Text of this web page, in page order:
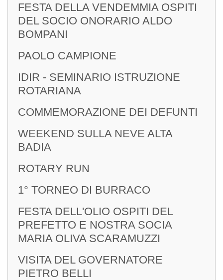
FESTA DELLA VENDEMMIA OSPITI
DEL SOCIO ONORARIO ALDO
BOMPANI
PAOLO CAMPIONE
IDIR - SEMINARIO ISTRUZIONE
ROTARIANA
COMMEMORAZIONE DEI DEFUNTI
WEEKEND SULLA NEVE ALTA
BADIA
ROTARY RUN
1° TORNEO DI BURRACO
FESTA DELL'OLIO OSPITI DEL
PREFETTO E NOSTRA SOCIA
MARIA OLIVA SCARAMUZZI
VISITA DEL GOVERNATORE
PIETRO BELLI